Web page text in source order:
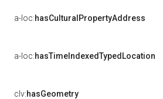
a-loc:hasCulturalPropertyAddress
a-loc:hasTimeIndexedTypedLocation
clv:hasGeometry